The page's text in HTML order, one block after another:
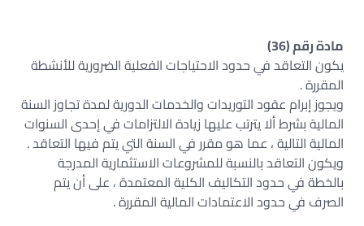
مادة رقم (36)
يكون التعاقد في حدود الاحتياجات الفعلية الضرورية للأنشطة
المقررة .
ويجوز إبرام عقود التوريدات والخدمات الدورية لمدة تجاوز السنة
المالية بشرط ألا يترتب عليها زيادة الالتزامات في إحدى السنوات
المالية التالية ، عما هو مقرر في السنة التي يتم فيها التعاقد .
ويكون التعاقد بالنسبة للمشروعات الاستثمارية المدرجة
بالخطة في حدود التكاليف الكلية المعتمدة ، على أن يتم
الصرف في حدود الاعتمادات المالية المقررة .